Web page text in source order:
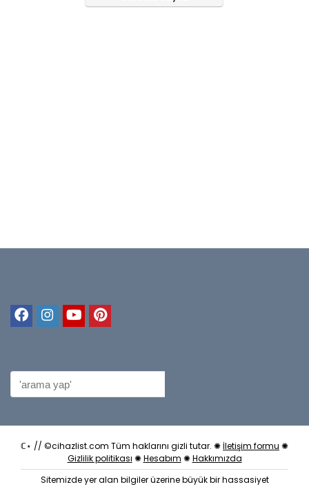
ℂ⋆ // ©cihazlist.com Tüm haklarını gizli tutar. ✺ İletişim formu ✺
Gizlilik politikası ✺Hesabım ✺Hakkımızda
Sitemizde yer alan bilgiler üzerine büyük bir hassasiyet